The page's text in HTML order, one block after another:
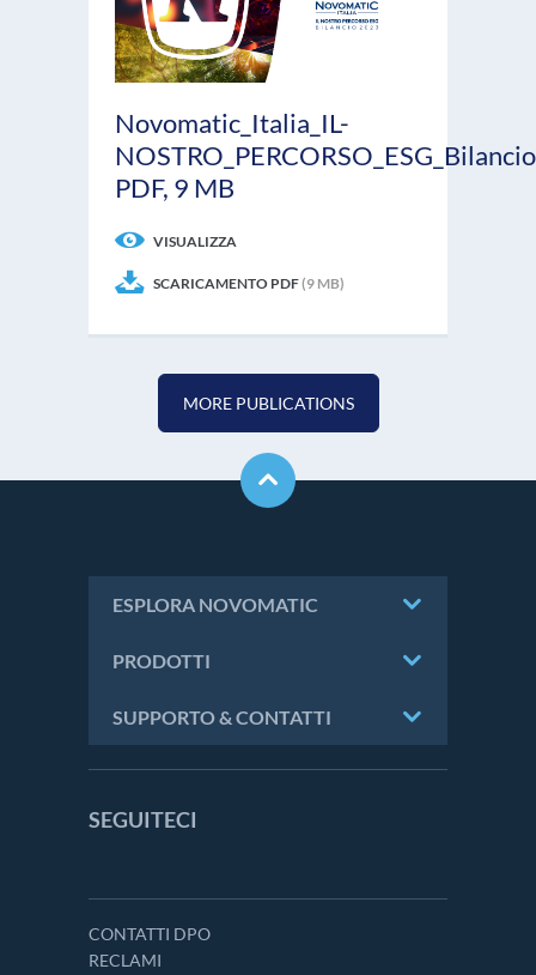
Novomatic_Italia_IL-
PDF, 9 MB
VISUALIZZA
SCARICAMENTO PDF(9 MB)
MORE PUBLICATIONS
ESPLORA NOVOMATIC
PRODOTTI
SUPPORTO & CONTATTI
SEGUITECI
CONTATTI DPO
RECLAMI